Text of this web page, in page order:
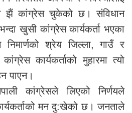
झैं कांग्रेस चुकेको छ। संविधान
खुसी कांग्रेस कार्यकर्ता भएका
निमार्णको श्रेय जिल्ला, गाउँ र
कार्यकर्ताको मुहारमा त्यो
पाएन।
कांग्रेसले लिएको निर्णयले
मन दु:खेको छ। जनताले